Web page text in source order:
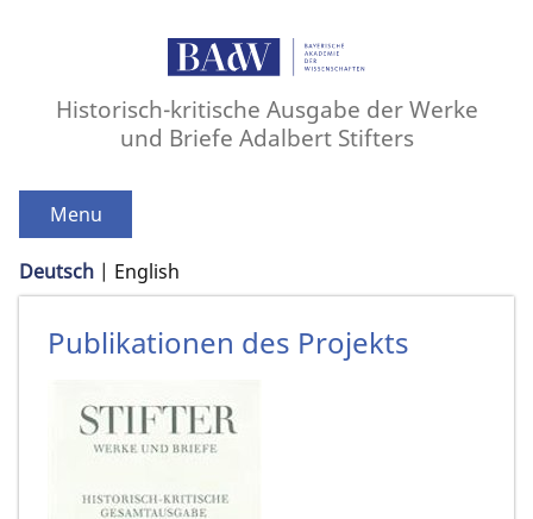
Historisch-kritische Ausgabe der Werke
und Briefe Adalbert Stifters
Menu
Deutsch English
Publikationen des Projekts